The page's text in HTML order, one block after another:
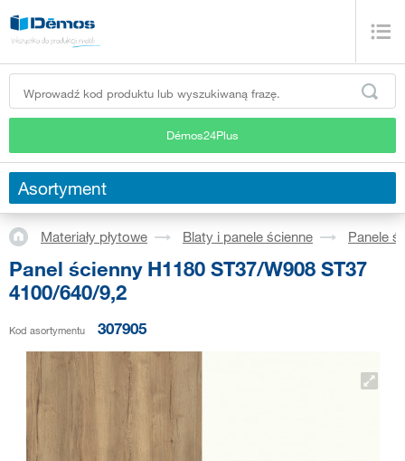
Démos24Plus
Asortyment
Materiały płytowe Blaty i panele ścienne Panele
Panel ścienny H1180 ST37/W908 ST37
4100/640/9,2
Kod asortymentu 307905